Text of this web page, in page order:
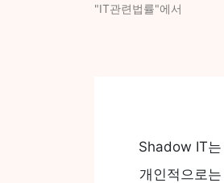
"IT관련법률"에서
Shadow IT는
개인적으로